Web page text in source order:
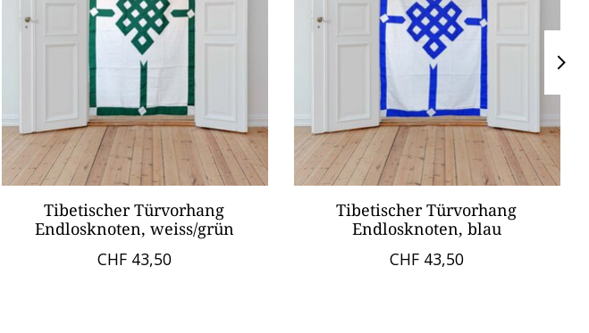
Tibetischer Türvorhang
Endlosknoten, weiss/grün
CHF 43,50
Tibetischer Türvorhang
Endlosknoten, blau
CHF 43,50